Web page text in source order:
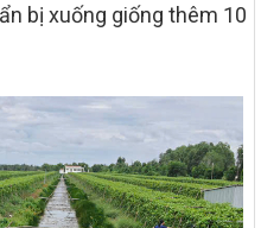
bị xuống giống thêm 10